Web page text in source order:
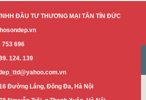
ĐẦU TƯ THƯƠNG MẠI TÂN TÍN ĐỨC
753 696
124. 139
Đường Láng, Đống Đa, Hà Nội